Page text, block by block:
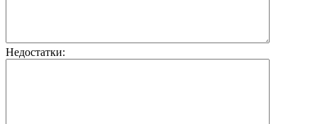
Недостатки: